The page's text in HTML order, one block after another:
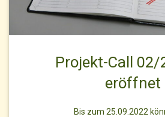
Projekt-Call 02/
eröffnet
Bis zum 25.09.2022